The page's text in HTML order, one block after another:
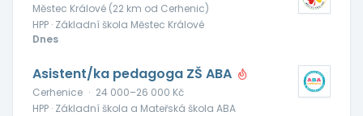
Městec Králové (22 km od Cerhenic)
HPP · Základní škola Městec Králové
Dnes
Asistent/ka pedagoga ZŠ ABA
Cerhenice · 24 000–26 000 Kč
HPP · Základní škola a Mateřská škola ABA